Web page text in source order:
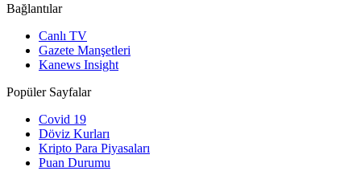
Bağlantılar
Canlı TV
Gazete Manşetleri
Kanews Insight
Popüler Sayfalar
Covid 19
Döviz Kurları
Kripto Para Piyasaları
Puan Durumu